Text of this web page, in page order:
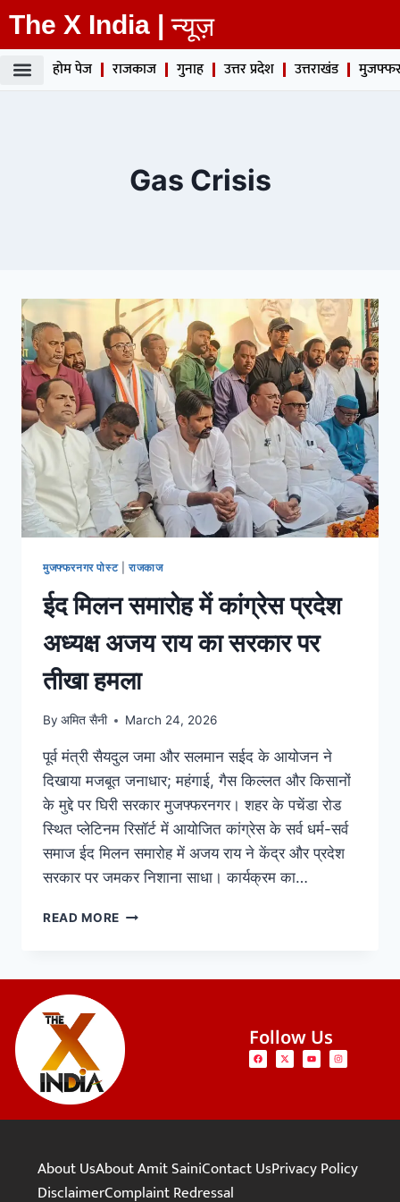
The X India | न्यूज़
होम पेज राजकाज गुनाह उत्तर प्रदेश उत्तराखंड
Gas Crisis
मुजफ्फरनगर पोस्ट| राजकाज
ईद मिलन समारोह में कांग्रेस प्रदेश
अध्यक्ष अजय राय का सरकार पर
तीखा हमला
By अमित सैनी March 24, 2026
पूर्व मंत्री सैयदुल जमा और सलमान सईद के आयोजन ने
दिखाया मजबूत जनाधार; महंगाई, गैस किल्लत और किसानों
के मुद्दे पर घिरी सरकार मुजफ्फरनगर। शहर के पचेंडा रोड
स्थित प्लेटिनम रिसॉर्ट में आयोजित कांग्रेस के सर्व धर्म-सर्व
समाज ईद मिलन समारोह में अजय राय ने केंद्र और प्रदेश
सरकार पर जमकर निशाना साधा। कार्यक्रम का…
READ MORE
Follow Us
About UsAbout Amit SainiContact UsPrivacy Policy
DisclaimerComplaint Redressal